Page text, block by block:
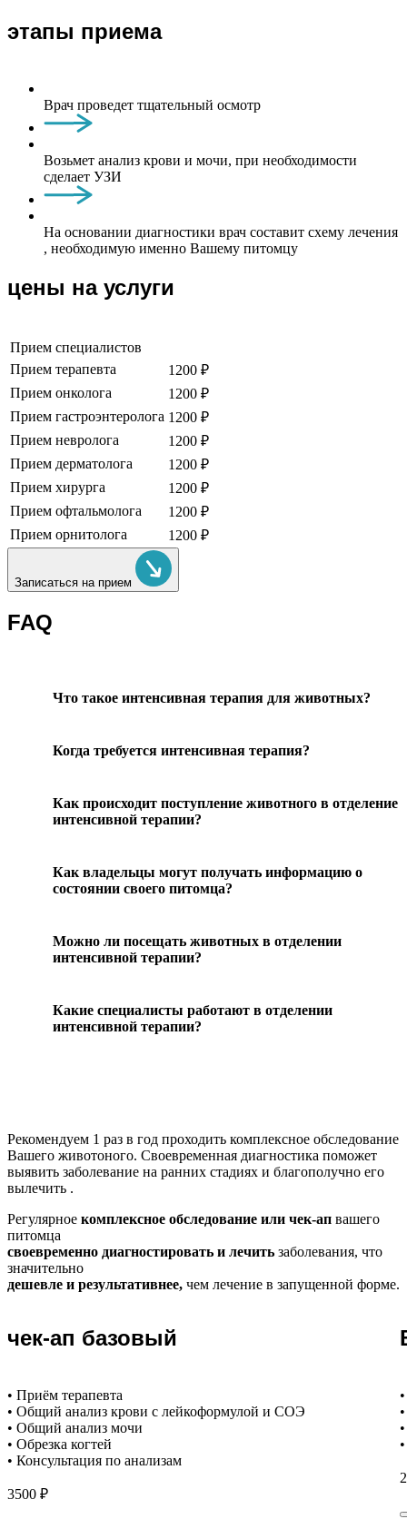
этапы приема
Врач проведет тщательный осмотр
Возьмет анализ крови и мочи, при необходимости
сделает УЗИ
На основании диагностики врач составит схему лечения
, необходимую именно Вашему питомцу
цены на услуги
Прием специалистов
Прием терапевта
1200 ₽
Прием онколога
1200 ₽
Прием гастроэнтеролога 1200 ₽
Прием невролога
1200 ₽
Прием дерматолога
1200 ₽
Прием хирурга
1200 ₽
Прием офтальмолога
1200 ₽
Прием орнитолога
1200 ₽
Записаться на прием
FAQ
Что такое интенсивная терапия для животных?
Когда требуется интенсивная терапия?
Как происходит поступление животного в отделение
интенсивной терапии?
Как владельцы могут получать информацию о
состоянии своего питомца?
Можно ли посещать животных в отделении
интенсивной терапии?
Какие специалисты работают в отделении
интенсивной терапии?
Рекомендуем 1 раз в год проходить комплексное обследование
Вашего животоного. Своевременная диагностика поможет
выявить заболевание на ранних стадиях и благополучно его
вылечить .
Регулярное комплексное обследование или чек-ап вашего
питомца
своевременно диагностировать и лечить заболевания, что
значительно
дешевле и результативнее, чем лечение в запущенной форме.
чек-ап базовый
• Приём терапевта
• Общий анализ крови с лейкоформулой и СОЭ
• Общий анализ мочи
• Обрезка когтей
• Консультация по анализам
3500 ₽